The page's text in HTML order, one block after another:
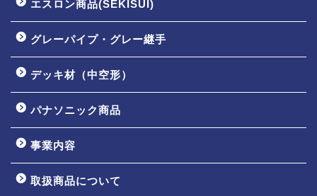
エスロン商品(SEKISUI)
グレーパイプ・グレー継手
デッキ材（中空形）
パナソニック商品
事業内容
取扱商品について